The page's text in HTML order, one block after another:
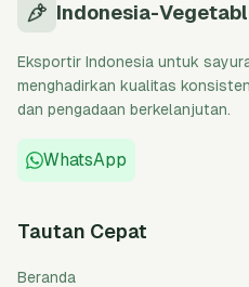
Indonesia-
Eksportir Indonesia untuk
menghadirkan kualitas
dan pengadaan berkelanjutan.
WhatsApp
Tautan Cepat
Beranda